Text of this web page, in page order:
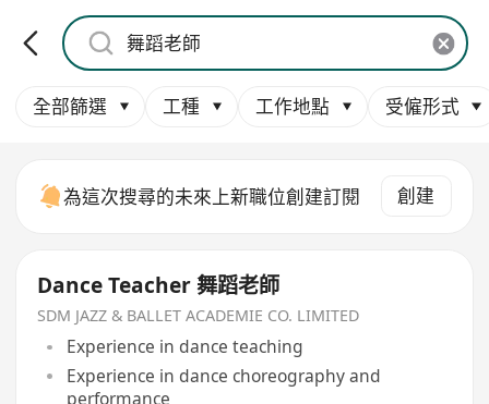
全部篩選 工種 工作地點 受僱形式
為這次搜尋的未來上新職位創建訂閱 創建
Dance Teacher 舞蹈老師
SDM JAZZ & BALLET ACADEMIE CO. LIMITED
Experience in dance teaching
Experience in dance choreography and
performance